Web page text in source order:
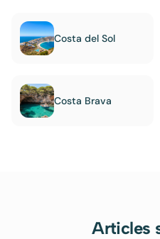
Costa del Sol
Costa Brava
Articles